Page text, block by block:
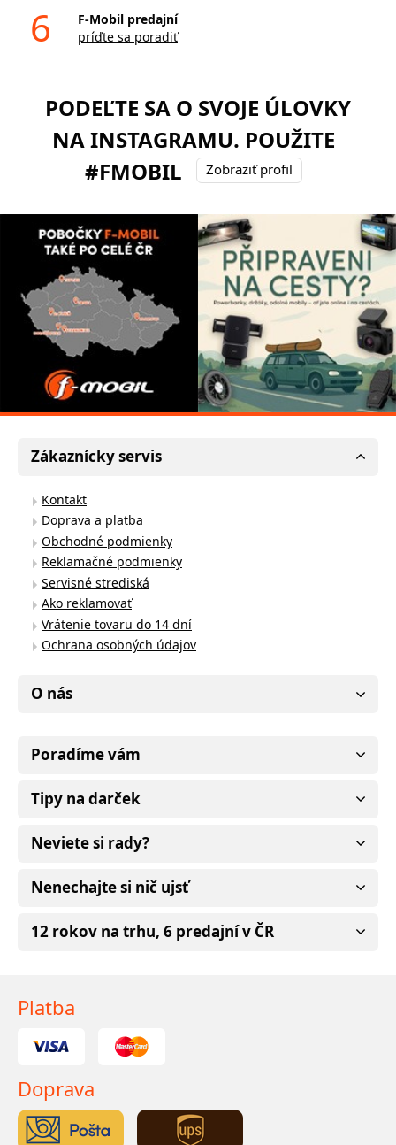
6
F-Mobil predajní
príďte sa poradiť
PODEĽTE SA O SVOJE ÚLOVKY
NA INSTAGRAMU. POUŽITE
#FMOBIL
Zobraziť profil
Zákaznícky servis
Kontakt
Doprava a platba
Obchodné podmienky
Reklamačné podmienky
Servisné strediská
Ako reklamovať
Vrátenie tovaru do 14 dní
Ochrana osobných údajov
O nás
Poradíme vám
Tipy na darček
Neviete si rady?
Nenechajte si nič ujsť
12 rokov na trhu, 6 predajní v ČR
Platba
Doprava